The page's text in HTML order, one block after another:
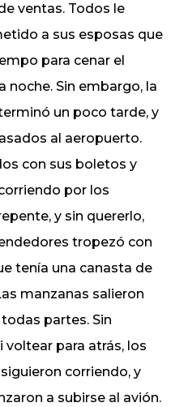
ventas. Todos le
a sus esposas que
para cenar el
noche. Sin embargo, la
un poco tarde, y
al aeropuerto.
con sus boletos y
por los
y sin quererlo,
tropezó con
tenía una canasta de
manzanas salieron
partes. Sin
voltear para atrás, los
corriendo, y
a subirse al avión.